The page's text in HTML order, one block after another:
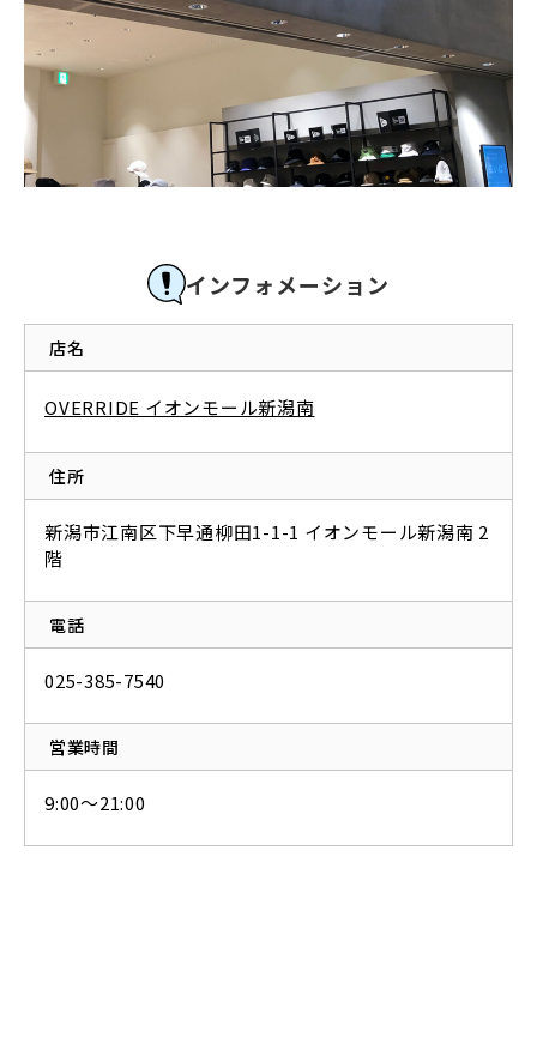
インフォメーション
店名
OVERRIDE イオンモール新潟南
住所
新潟市江南区下早通柳田1-1-1 イオンモール新潟南 2
階
電話
025-385-7540
営業時間
9:00～21:00